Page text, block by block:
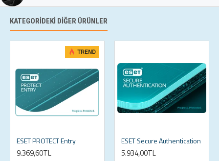
KATEGORIDEKI DIĞER ÜRÜNLER
TREND
ESET PROTECT Entry
9.369,60TL
ESET Secure Authentication
5.934,00TL